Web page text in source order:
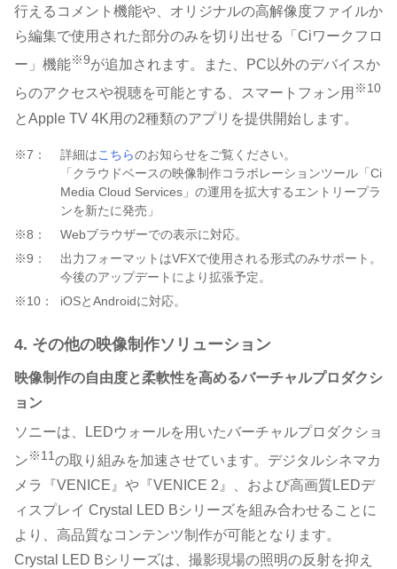
行えるコメント機能や、オリジナルの高解像度ファイルか
ら編集で使用された部分のみを切り出せる「Ciワークフロ
ー」機能※9が追加されます。また、PC以外のデバイスか
らのアクセスや視聴を可能とする、スマートフォン用 ※10
とApple TV 4K用の2種類のアプリを提供開始します。
※7： 詳細は こちらのお知らせをご覧ください。
「クラウドベースの映像制作コラボレーションツール「Ci
Media Cloud Services」の運用を拡大するエントリープラ
ンを新たに発売」
※8：
Webブラウザーでの表示に対応。
※9：
出力フォーマットはVFXで使用される形式のみサポート。
今後のアップデートにより拡張予定。
※10：
iOSとAndroidに対応。
4. その他の映像制作ソリューション
映像制作の自由度と柔軟性を高めるバーチャルプロダクシ
ョン
ソニーは、LEDウォールを用いたバーチャルプロダクショ
ン※11の取り組みを加速させています。デジタルシネマカ
メラ『VENICE』や『VENICE 2』、および高画質LEDデ
ィスプレイ Crystal LED Bシリーズを組み合わせることに
より、高品質なコンテンツ制作が可能となります。
Crystal LED Bシリーズは、撮影現場の照明の反射を抑え